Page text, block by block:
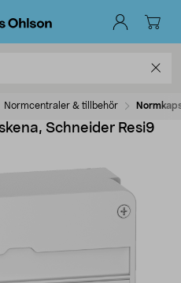
Normcentraler & tillbehör
Schneider Resi9